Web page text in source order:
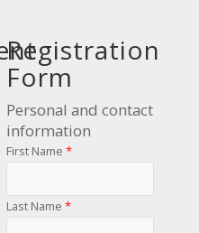
Registration
Form
Personal and contact
information
First Name *
Last Name *